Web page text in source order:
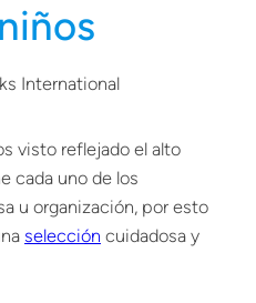
International
visto reflejado el alto
cada uno de los
u organización, por esto
selección cuidadosa y